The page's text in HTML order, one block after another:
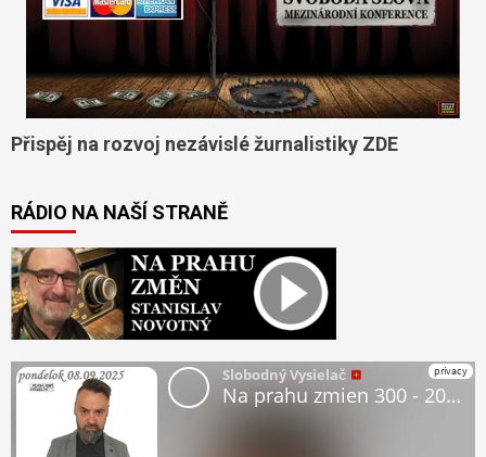
Přispěj na rozvoj nezávislé žurnalistiky ZDE
RÁDIO NA NAŠÍ STRANĚ